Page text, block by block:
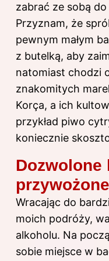
zabrać ze sobą
Przyznam, że
pewnym małym
z butelką, aby
natomiast chodzi
znakomitych
Korça, a ich
przykład piwo
koniecznie
Wracając do
moich podróży,
alkoholu. Na
sobie miejsce w